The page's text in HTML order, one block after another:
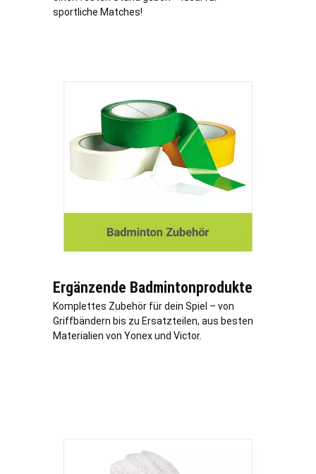
sportliche Matches!
Ergänzende Badmintonprodukte
Komplettes Zubehör für dein Spiel – von
Griffbändern bis zu Ersatzteilen, aus besten
Materialien von Yonex und Victor.